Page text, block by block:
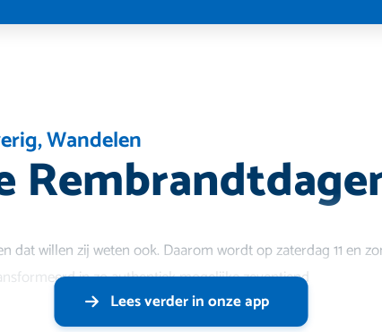
,Wandelen
dat willen zij weten ook. Daarom wordt op zaterdag 11 en
in zo authentiek mogelijke zeventiend
Lees verder in onze app